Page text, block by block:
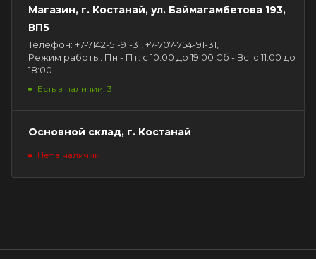
Магазин, г. Костанай, ул. Баймагамбетова 193,
ВП5
Телефон: +7-7142-51-91-31, +7-707-754-91-31,
Режим работы: Пн - Пт: с 10:00 до 19:00 Сб - Вс: с 11:00 до
18:00
Есть в наличии: 3
Основной склад, г. Костанай
Нет в наличии